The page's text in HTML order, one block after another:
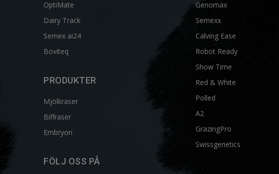
OptiMate
Dairy Track
Semex ai24
Boviteq
PRODUKTER
Mjölkraser
Biffraser
Embryon
FÖLJ OSS PÅ
Genomax
Semexx
Calving Ease
Robot Ready
Show Time
Red & White
Polled
A2
GrazingPro
Swissgenetics